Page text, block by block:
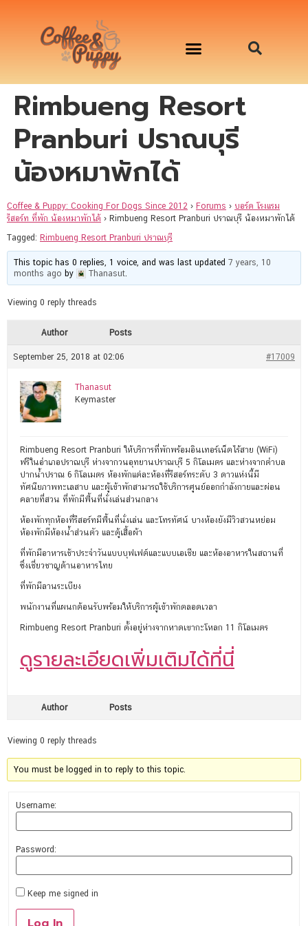
Rimbueng Resort
Pranburi ปราณบุรี
น้องหมาพักได้
Coffee & Puppy: Cooking For Dogs Since 2012 › Forums › บอร์ด โรงแรม
รีสอร์ท ที่พัก น้องหมาพักได้ › Rimbueng Resort Pranburi ปราณบุรี น้องหมาพักได้
Tagged: Rimbueng Resort Pranburi ปราณบุรี
This topic has 0 replies, 1 voice, and was last updated7 years, 10
months ago by Thanasut
Viewing 0 reply threads
Author Posts
September 25, 2018 at 02:06 #17009
Thanasut
Keymaster
Rimbueng Resort Pranburi ให้บริการที่พักพร้อมอินเทอร์เน็ตไร้สาย (WiFi)
ฟรีในอำเภอปราณบุรี ห่างจากวนอุทยานปราณบุรี 5 กิโลเมตร และห่างจากตำบล
ปากน้ำปราณ 6 กิโลเมตร ห้องพักแต่ละห้องที่รีสอร์ทระดับ 3 ดาวแห่งนี้มี
ทัศนียภาพทะเลสาบ และผู้เข้าพักสามารถใช้บริการศูนย์ออกกำลังกายและผ่อน
คลายที่สวน ที่พักมีพื้นที่นั่งเล่นส่วนกลาง
ห้องพักทุกห้องที่รีสอร์ทมีพื้นที่นั่งเล่น และโทรทัศน์ บางห้องยังมีวิวสวนหย่อม
ห้องพักมีห้องน้ำส่วนตัว และตู้เสื้อผ้า
ที่พักมีอาหารเช้าประจำวันแบบบุฟเฟต์และแบบเอเชีย และห้องอาหารในสถานที่
ซึ่งเชี่ยวชาญด้านอาหารไทย
ที่พักมีลานระเบียง
พนักงานที่แผนกต้อนรับพร้อมให้บริการผู้เข้าพักตลอดเวลา
Rimbueng Resort Pranburi ตั้งอยู่ห่างจากหาดเขากะโหลก 11 กิโลเมตร
ดูรายละเอียดเพิ่มเติมได้ที่นี่
Author Posts
Viewing 0 reply threads
You must be logged in to reply to this topic.
Username:
Password:
Keep me signed in